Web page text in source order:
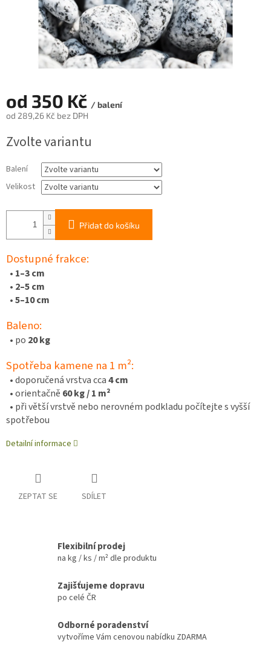
od 350 Kč / balení
od 289,26 Kč bez DPH
cena:
Zvolte variantu
Balení
Velikost
Přidat do košíku
Dostupné frakce:
• 1–3 cm
• 2–5 cm
•5–10 cm
Baleno:
• po 20 kg
Spotřeba kamene na 1 m²:
• doporučená vrstva cca4 cm
• orientačně 60 kg / 1 m²
• při větší vrstvě nebo nerovném podkladu počítejte s vyšší
spotřebou
Detailní informace
ZEPTAT SE SDÍLET
Flexibilní prodej
na kg / ks / m² dle produktu
Zajišťujeme dopravu
po celé ČR
Odborné poradenství
vytvoříme Vám cenovou nabídku ZDARMA